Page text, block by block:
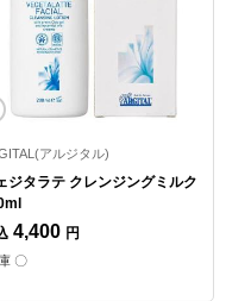
アルジタル)
ジタラテ クレンジングミルク
4,400 円
〇